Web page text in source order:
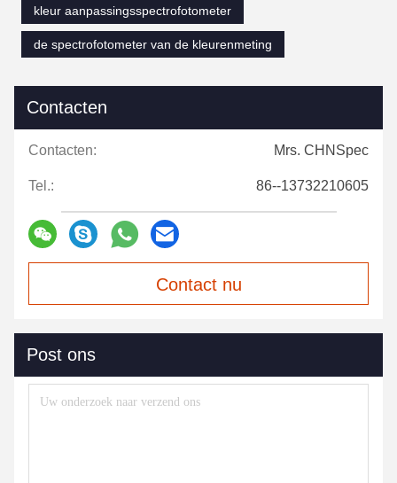
kleur aanpassingsspectrofotometer
de spectrofotometer van de kleurenmeting
Contacten
Contacten: Mrs. CHNSpec
Tel.: 86--13732210605
Contact nu
Post ons